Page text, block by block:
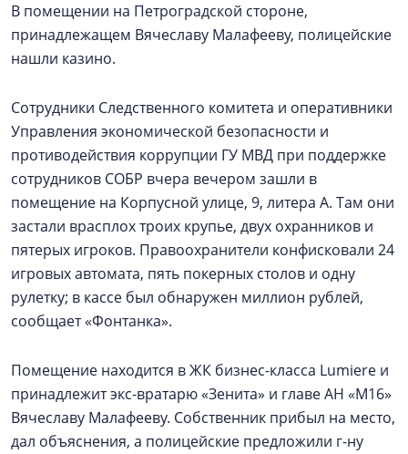
В помещении на Петроградской стороне,
принадлежащем Вячеславу Малафееву, полицейские
нашли казино.
Сотрудники Следственного комитета и оперативники
Управления экономической безопасности и
противодействия коррупции ГУ МВД при поддержке
сотрудников СОБР вчера вечером зашли в
помещение на Корпусной улице, 9, литера А. Там они
застали врасплох троих крупье, двух охранников и
пятерых игроков. Правоохранители конфисковали 24
игровых автомата, пять покерных столов и одну
рулетку; в кассе был обнаружен миллион рублей,
сообщает «Фонтанка».
Помещение находится в ЖК бизнес-класса Lumiere и
принадлежит экс-вратарю «Зенита» и главе АН «М16»
Вячеславу Малафееву. Собственник прибыл на место,
дал объяснения, а полицейские предложили г-ну